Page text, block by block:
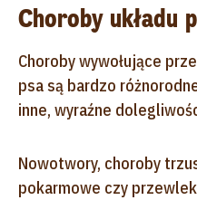
Choroby układu
Choroby wywołujące
psa są bardzo
inne, wyraźne
Nowotwory, choroby
pokarmowe czy